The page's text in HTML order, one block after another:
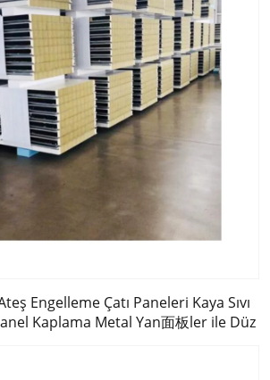
Engelleme Çatı Paneleri Kaya Sıvı
Kaplama Metal Yan面板ler ile Düz